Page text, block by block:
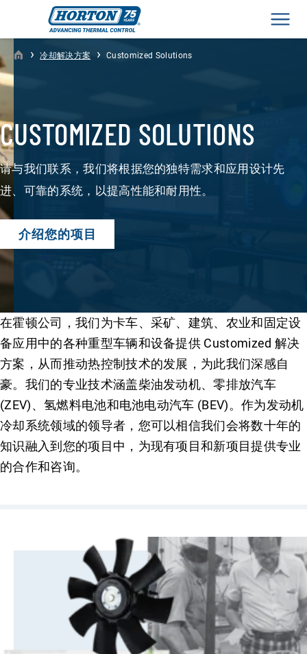
› 冷却解决方案 › Customized Solutions
CUSTOMIZED SOLUTIONS
请与我们联系，我们将根据您的独特需求和应用设计先
进、可靠的系统，以提高性能和耐用性。
介绍您的项目
在霍顿公司，我们为卡车、采矿、建筑、农业和固定设
备应用中的各种重型车辆和设备提供 Customized 解决
方案，从而推动热控制技术的发展，为此我们深感自
豪。我们的专业技术涵盖柴油发动机、零排放汽车
(ZEV)、氢燃料电池和电池电动汽车 (BEV)。作为发动机
冷却系统领域的领导者，您可以相信我们会将数十年的
知识融入到您的项目中，为现有项目和新项目提供专业
的合作和咨询。